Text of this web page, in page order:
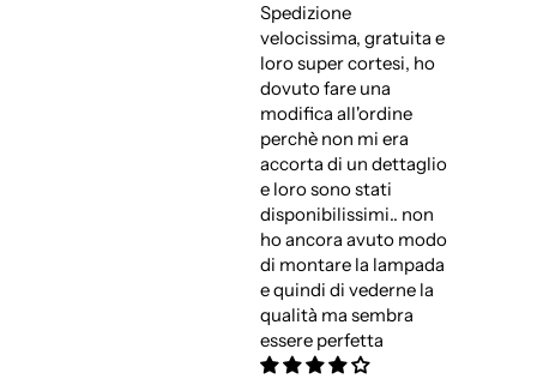
Spedizione
velocissima, gratuita e
loro super cortesi, ho
dovuto fare una
modifica all'ordine
perchè non mi era
accorta di un dettaglio
e loro sono stati
disponibilissimi.. non
ho ancora avuto modo
di montare la lampada
e quindi di vederne la
qualità ma sembra
essere perfetta